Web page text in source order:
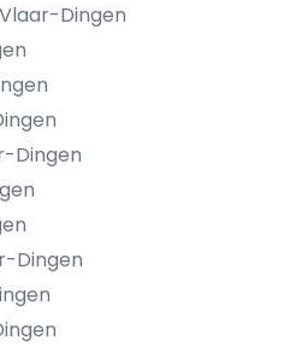
Dingen
Dingen
Dingen